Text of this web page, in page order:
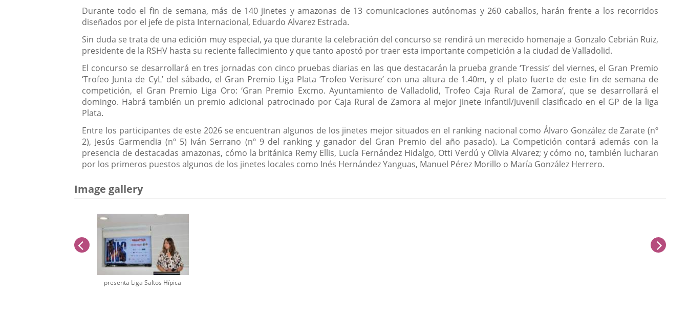
Durante todo el fin de semana, más de 140 jinetes y amazonas de 13 comunicaciones autónomas y 260 caballos, harán frente a los recorridos
diseñados por el jefe de pista Internacional, Eduardo Alvarez Estrada.
Sin duda se trata de una edición muy especial, ya que durante la celebración del concurso se rendirá un merecido homenaje a Gonzalo Cebrián Ruiz,
presidente de la RSHV hasta su reciente fallecimiento y que tanto apostó por traer esta importante competición a la ciudad de Valladolid.
El concurso se desarrollará en tres jornadas con cinco pruebas diarias en las que destacarán la prueba grande ‘Tressis’ del viernes, el Gran Premio
‘Trofeo Junta de CyL’ del sábado, el Gran Premio Liga Plata ‘Trofeo Verisure’ con una altura de 1.40m, y el plato fuerte de este fin de semana de
competición, el Gran Premio Liga Oro: ‘Gran Premio Excmo. Ayuntamiento de Valladolid, Trofeo Caja Rural de Zamora’, que se desarrollará el
domingo. Habrá también un premio adicional patrocinado por Caja Rural de Zamora al mejor jinete infantil/Juvenil clasificado en el GP de la liga
Plata.
Entre los participantes de este 2026 se encuentran algunos de los jinetes mejor situados en el ranking nacional como Álvaro González de Zarate (nº
2), Jesús Garmendia (nº 5) Iván Serrano (nº 9 del ranking y ganador del Gran Premio del año pasado). La Competición contará además con la
presencia de destacadas amazonas, cómo la británica Remy Ellis, Lucía Fernández Hidalgo, Otti Verdú y Olivia Alvarez; y cómo no, también lucharan
por los primeros puestos algunos de los jinetes locales como Inés Hernández Yanguas, Manuel Pérez Morillo o María González Herrero.
Image gallery
presenta Liga Saltos Hípica
previus next